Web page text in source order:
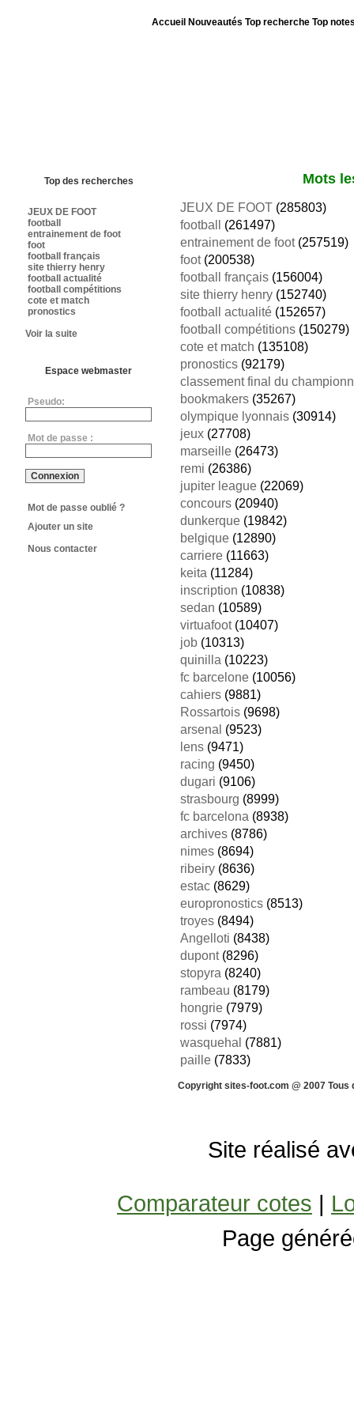
Accueil Nouveautés Top recherche Top
Top des recherches
JEUX DE FOOT
football
entrainement de foot
foot
football français
site thierry henry
football actualité
football compétitions
cote et match
pronostics
Voir la suite
Espace webmaster
Pseudo:
Mot de passe :
Mot de passe oublié ?
Ajouter un site
Nous contacter
Mots
JEUX DE FOOT(285803)
football
(261497)
entrainement de foot(257519)
foot(200538)
football français(156004)
site thierry henry(152740)
football actualité(152657)
football compétitions(150279)
cote et match (135108)
pronostics(92179)
classement final du
bookmakers(35267)
olympique lyonnais(30914)
jeux(27708)
marseille(26473)
remi (26386)
jupiter league(22069)
concours(20940)
dunkerque(19842)
belgique(12890)
carriere(11663)
keita (11284)
inscription (10838)
sedan (10589)
virtuafoot(10407)
job(10313)
quinilla (10223)
fc barcelone(10056)
cahiers(9881)
Rossartois(9698)
arsenal (9523)
lens(9471)
racing (9450)
dugari (9106)
strasbourg (8999)
fc barcelona (8938)
archives(8786)
nimes(8694)
ribeiry(8636)
estac(8629)
europronostics(8513)
troyes(8494)
Angelloti (8438)
dupont(8296)
stopyra (8240)
rambeau (8179)
hongrie(7979)
rossi (7974)
wasquehal (7881)
paille(7833)
Copyright sites-foot.com @ 2007
Site réalisé
Comparateur cotes |
Page